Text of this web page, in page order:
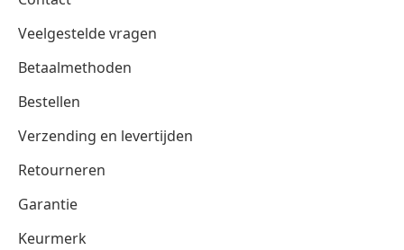
Veelgestelde vragen
Betaalmethoden
Bestellen
Verzending en levertijden
Retourneren
Garantie
Keurmerk